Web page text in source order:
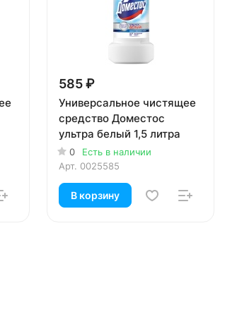
585 ₽
Универсальное чистящее
средство Доместос
ультра белый 1,5 литра
0
Есть в наличии
Арт. 0025585
В корзину